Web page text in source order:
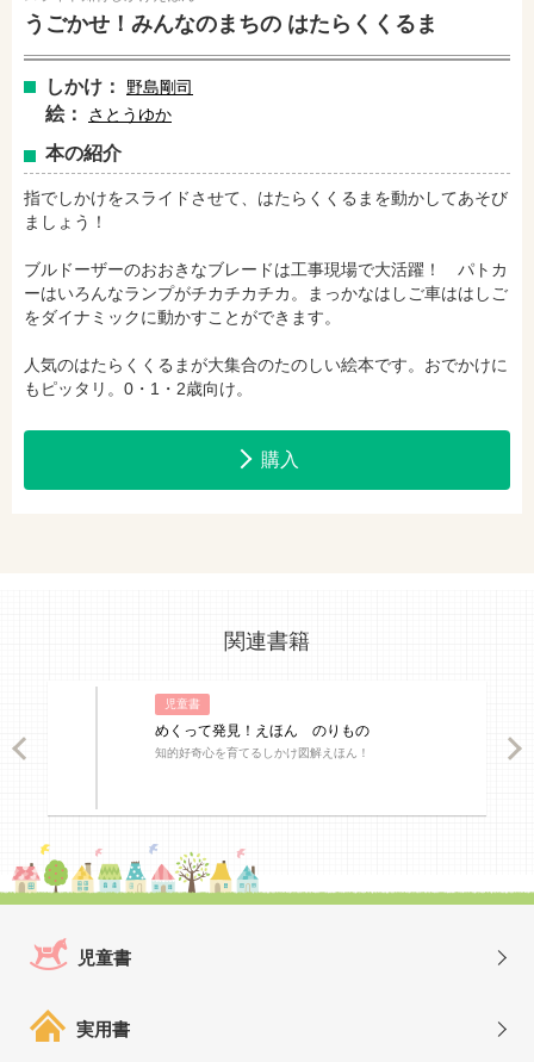
うごかせ！みんなのまちの はたらくくるま
しかけ： 野島剛司
絵： さとうゆか
本の紹介
指でしかけをスライドさせて、はたらくくるまを動かしてあそび
ましょう！
ブルドーザーのおおきなブレードは工事現場で大活躍！ パトカ
ーはいろんなランプがチカチカチカ。まっかなはしご車ははしご
をダイナミックに動かすことができます。
人気のはたらくくるまが大集合のたのしい絵本です。おでかけに
もピッタリ。0・1・2歳向け。
購入
hontoで購入
関連書籍
児童書
めくって発見！えほん のりもの
知的好奇心を育てるしかけ図解えほん！
児童書
実用書